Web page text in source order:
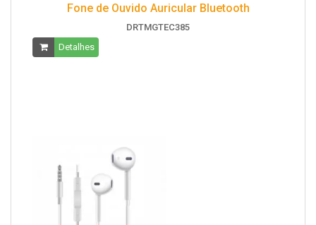
Fone de Ouvido Auricular Bluetooth
DRTMGTEC385
Detalhes